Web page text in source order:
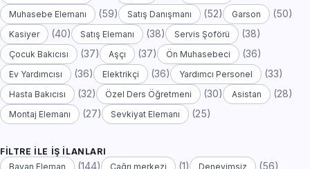
Muhasebe Elemanı (59) Satış Danışmanı (52) Garson (50)
Kasiyer (40) Satış Elemanı (38) Servis Şoförü (38)
Çocuk Bakıcısı (37) Aşçı (37) Ön Muhasebeci (36)
Ev Yardımcısı (36) Elektrikçi (36) Yardımcı Personel (33)
Hasta Bakıcısı (32) Özel Ders Öğretmeni (30) Asistan (28)
Montaj Elemanı (27) Sevkiyat Elemanı (25)
FILTRE ILE İŞ İLANLARI
Bayan Eleman
(144) Çağrı merkezi (1) Deneyimsiz (56)